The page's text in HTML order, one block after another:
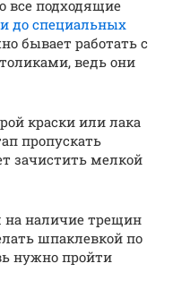
все подходящие
до специальных
бывает работать с
ведь они
краски или лака
пропускать
зачистить мелкой
на наличие трещин
шпаклевкой по
нужно пройти